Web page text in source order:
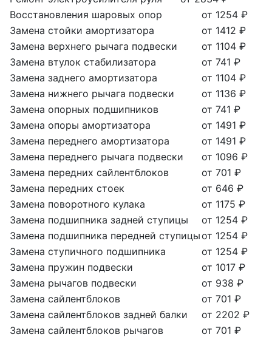
Восстановления шаровых опор
от 1254 ₽
Замена стойки амортизатора
от 1412 ₽
Замена верхнего рычага подвески
от 1104 ₽
Замена втулок стабилизатора
от 741 ₽
Замена заднего амортизатора
от 1104 ₽
Замена нижнего рычага подвески
от 1136 ₽
Замена опорных подшипников
от 741 ₽
Замена опоры амортизатора
от 1491 ₽
Замена переднего амортизатора
от 1491 ₽
Замена переднего рычага подвески
от 1096 ₽
Замена передних сайлентблоков
от 701 ₽
Замена передних стоек
от 646 ₽
Замена поворотного кулака
от 1175 ₽
Замена подшипника задней ступицы
от 1254 ₽
Замена подшипника передней ступицыот 1254 ₽
Замена ступичного подшипника
от 1254 ₽
Замена пружин подвески
от 1017 ₽
Замена рычагов подвески
от 938 ₽
Замена сайлентблоков
от 701 ₽
Замена сайлентблоков задней балки
от 2202 ₽
Замена сайлентблоков рычагов
от 701 ₽